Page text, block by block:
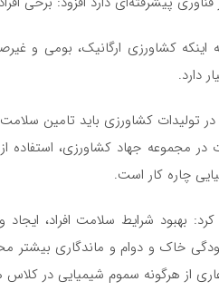
اینکه کشاورزی ارگانیک، بومی و
دارد.
تولیدات کشاورزی باید تامین
در مجموعه جهاد کشاورزی،
چاره کار است.
بهبود شرایط سلامت افراد،
خاک و دوام و ماندگاری بیشتر
از هرگونه سموم شیمیایی در